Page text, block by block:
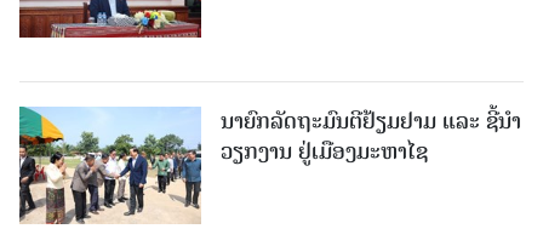
ນາຍົກລັດຖະມົນຕີຢ້ຽມຢາມ ແລະ ຊີ້ນຳ
ວຽກງານ ຢູ່ເມືອງມະຫາໄຊ